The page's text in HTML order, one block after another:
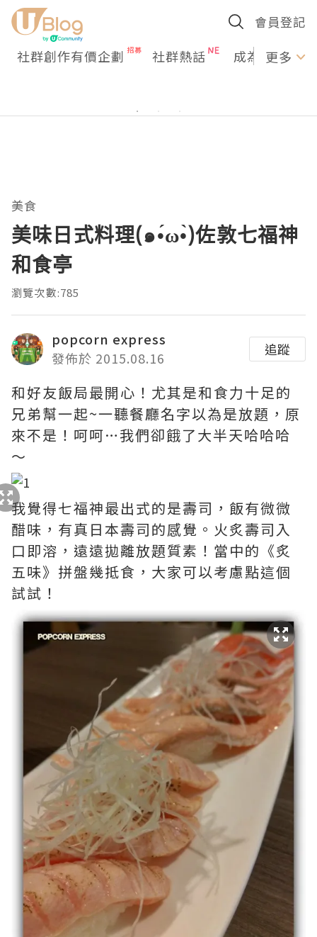
會員登記
社群創作有價企劃 社群熱話 成為U更多
美食
美味日式料理(๑•́ω•̀)佐敦七福神
和食亭
瀏覽次數:785
popcorn express
發佈於 2015.08.16
追蹤
和好友飯局最開心！尤其是和食力十足的
兄弟幫一起~一聽餐廳名字以為是放題，原
來不是！呵呵…我們卻餓了大半天哈哈哈
～
我覺得七福神最出式的是壽司，飯有微微
醋味，有真日本壽司的感覺。火炙壽司入
口即溶，遠遠拋離放題質素！當中的《炙
五味》拼盤幾抵食，大家可以考慮點這個
試試！